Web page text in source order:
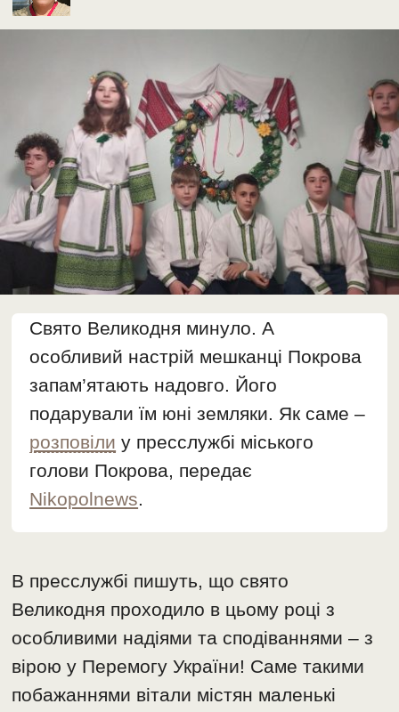
Свято Великодня минуло. А
особливий настрій мешканці Покрова
запам’ятають надовго. Його
подарували їм юні земляки. Як саме –
розповіли у пресслужбі міського
голови Покрова, передає
Nikopolnews.
В пресслужбі пишуть, що свято
Великодня проходило в цьому році з
особливими надіями та сподіваннями – з
вірою у Перемогу України! Саме такими
побажаннями вітали містян маленькі